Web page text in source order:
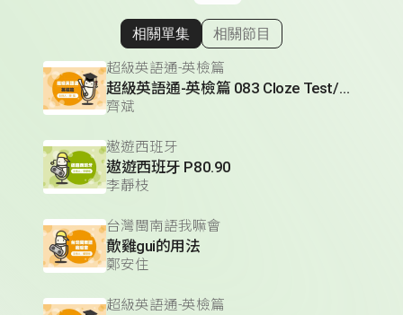
顯示相關單集
相關單集 相關節目
超級英語通-英檢篇
超級英語通-英檢篇 083 Cloze Test/段落填空-13
齊斌
遨遊西班牙
遨遊西班牙 P80.90
李靜枝
台灣閩南語我嘛會
歕雞gui的用法
鄭安住
超級英語通-英檢篇